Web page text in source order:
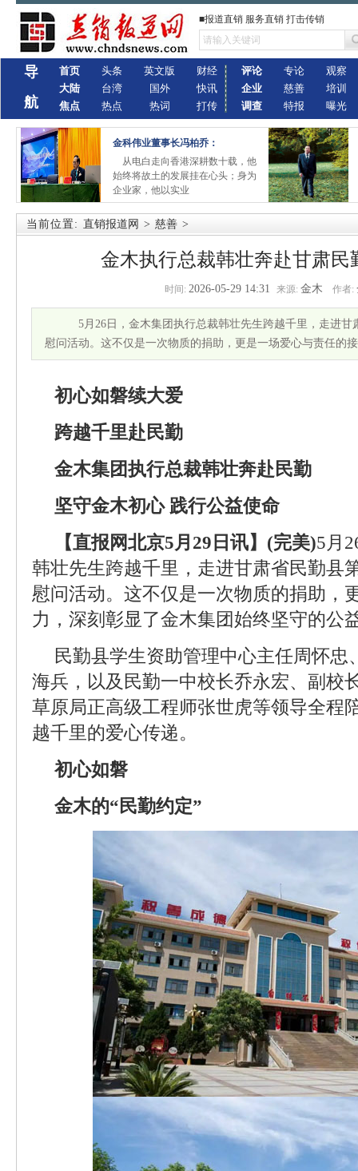
■报道直销 服务直销 打击传销
导
航
首页
大陆
焦点
头条
台湾
热点
英文版
国外
热词
财经
快讯
打传
评论
企业
调查
专论
慈善
特报
观察
培训
曝光
金科伟业董事长冯柏乔：
从电白走向香港深耕数十载，他
始终将故土的发展挂在心头；身为
企业家，他以实业
当前位置: 直销报道网 > 慈善 >
金木执行总裁韩壮奔赴甘肃民
时间: 2026-05-29 14:31 来源: 金木 作者:
5月26日，金木集团执行总裁韩壮先生跨越千里，走进甘
慰问活动。这不仅是一次物质的捐助，更是一场爱心与责任的
初心如磐续大爱
跨越千里赴民勤
金木集团执行总裁韩壮奔赴民勤
坚守金木初心 践行公益使命
【直报网北京5月29日讯】(完美)5月
韩壮先生跨越千里，走进甘肃省民勤县
慰问活动。这不仅是一次物质的捐助，
力，深刻彰显了金木集团始终坚守的公
民勤县学生资助管理中心主任周怀忠
海兵，以及民勤一中校长乔永宏、副校
草原局正高级工程师张世虎等领导全程
越千里的爱心传递。
初心如磐
金木的“民勤约定”